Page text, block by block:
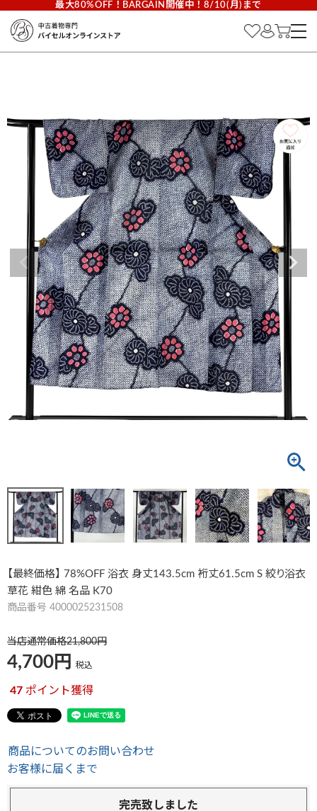
最大80%OFF！BARGAIN開催中！8/10(月)まで
【最終価格】 78%OFF 浴衣 身丈143.5cm 裄丈61.5cm S 絞り浴衣
草花 紺色 綿 名品 K70
商品番号 4000025231508
当店通常価格21,800
4,700 税込
47 ポイント獲得
商品についてのお問い合わせ
お客様に届くまで
完売致しました